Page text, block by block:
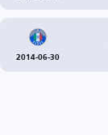
2014-06-30